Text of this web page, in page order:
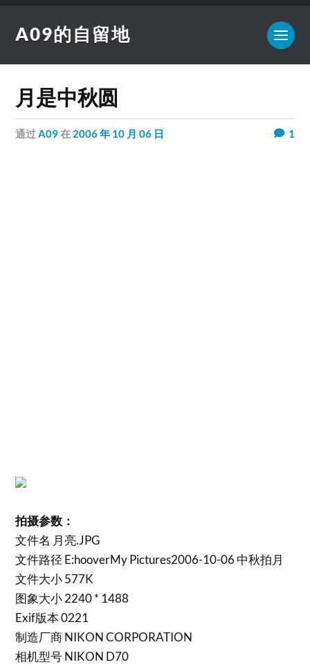
A09的自留地
月是中秋圆
通过A09在 2006 年 10 月 06 日 1
拍摄参数：
文件名 月亮.JPG
文件路径 E:hooverMy Pictures2006-10-06 中秋拍月
文件大小 577K
图象大小 2240 * 1488
Exif版本 0221
制造厂商 NIKON CORPORATION
相机型号 NIKON D70